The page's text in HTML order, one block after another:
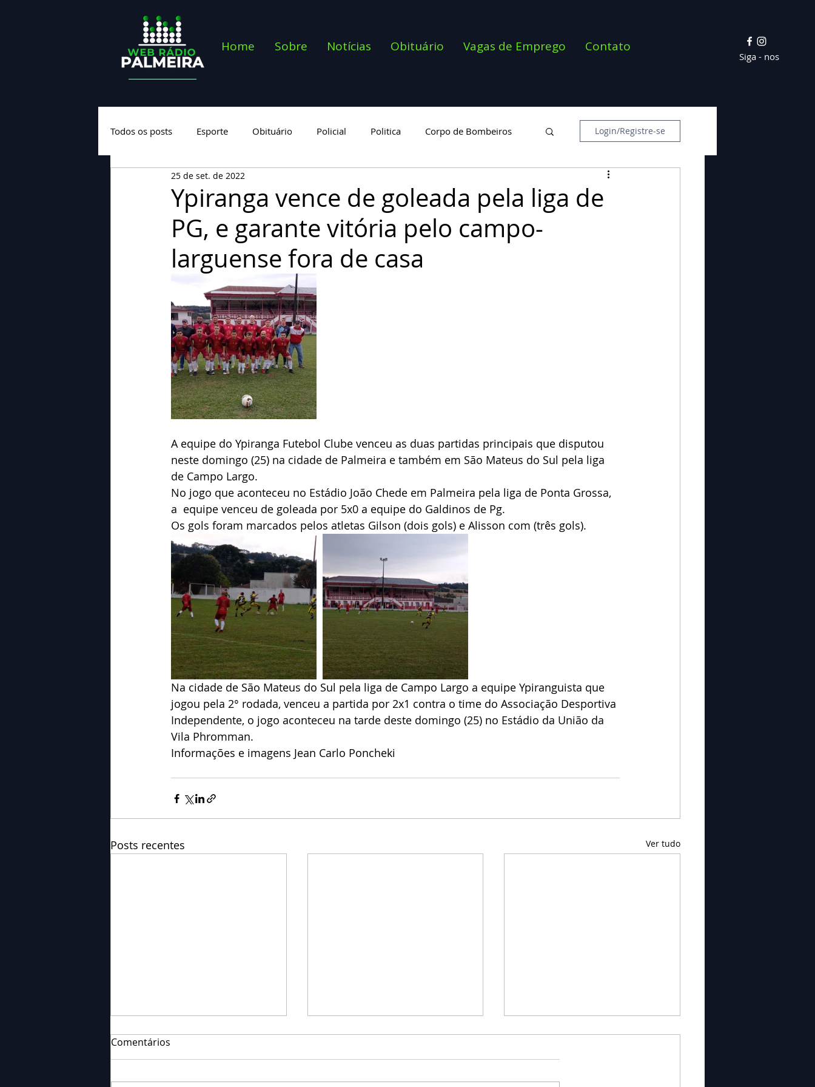
Home Sobre Notícias Obituário Vagas de Emprego Contato
Siga - nos
Todos os posts Esporte Obituário Policial Politica Corpo de Bombeiros
Geral Nova categoria
Login/Registre-se
Ypiranga vence de goleada pela liga de
PG, e garante vitória pelo campo-
larguense fora de casa
25 de set. de 2022
A equipe do Ypiranga Futebol Clube venceu as duas partidas principais que disputou
neste domingo (25) na cidade de Palmeira e também em São Mateus do Sul pela liga
de Campo Largo.
No jogo que aconteceu no Estádio João Chede em Palmeira pela liga de Ponta Grossa,
a  equipe venceu de goleada por 5x0 a equipe do Galdinos de Pg.
Os gols foram marcados pelos atletas Gilson (dois gols) e Alisson com (três gols).
Na cidade de São Mateus do Sul pela liga de Campo Largo a equipe Ypiranguista que
jogou pela 2° rodada, venceu a partida por 2x1 contra o time do Associação Desportiva
Independente, o jogo aconteceu na tarde deste domingo (25) no Estádio da União da
Vila Phromman.
Informações e imagens Jean Carlo Poncheki
Posts recentes Ver tudo
Comentários